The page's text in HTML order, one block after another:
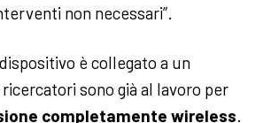
non necessari”.
è collegato a un
sono già al lavoro per
completamente wireless.